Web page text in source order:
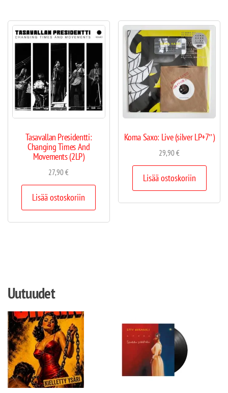
Tasavallan Presidentti:
Changing Times And
Movements (2LP)
27,90€
Lisää ostoskoriin
Koma Saxo: Live (silver LP+7″)
29,90€
Lisää ostoskoriin
Uutuudet